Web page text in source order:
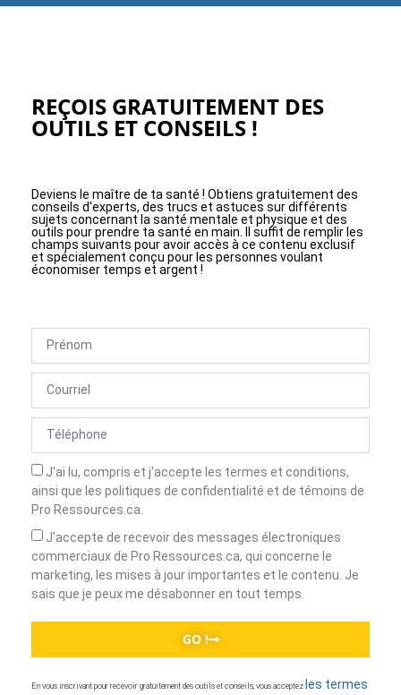
REÇOIS GRATUITEMENT DES
OUTILS ET CONSEILS !
Deviens le maître de ta santé ! Obtiens gratuitement des
conseils d'experts, des trucs et astuces sur différents
sujets concernant la santé mentale et physique et des
outils pour prendre ta santé en main. Il suffit de remplir les
champs suivants pour avoir accès à ce contenu exclusif
et spécialement conçu pour les personnes voulant
économiser temps et argent !
J'ai lu, compris et j'accepte les termes et conditions,
ainsi que les politiques de confidentialité et de témoins de
Pro Ressources.ca.
J'accepte de recevoir des messages électroniques
commerciaux de Pro Ressources.ca, qui concerne le
marketing, les mises à jour importantes et le contenu. Je
sais que je peux me désabonner en tout temps.
GO !
En vous inscrivant pour recevoir gratuitement des outils et conseils, vous acceptez les termes